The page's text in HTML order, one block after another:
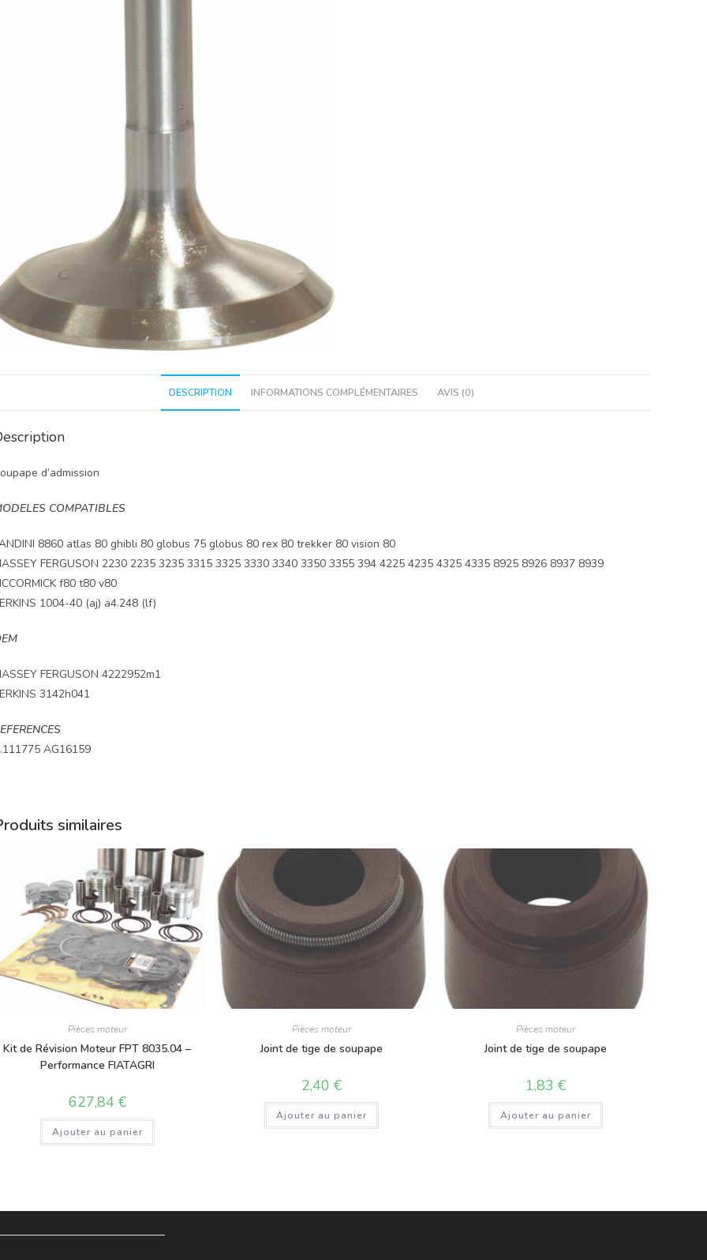
DESCRIPTION INFORMATIONS COMPLÉMENTAIRES AVIS (0)
d’admission
COMPATIBLES
8860 atlas 80 ghibli 80 globus 75 globus 80 rex 80 trekker 80 vision 80
FERGUSON 2230 2235 3235 3315 3325 3330 3340 3350 3355 394 4225 4235 4325 4335 8925 8926 8937 8939
f80 t80 v80
1004-40 (aj) a4.248 (lf)
FERGUSON 4222952m1
3142h041
AG16159
similaires
Pièces moteur
Kit de Révision Moteur FPT 8035.04 –
Performance FIATAGRI
627,84 €
Ajouter au panier
Pièces moteur
Joint de tige de soupape
2,40 €
Ajouter au panier
Pièces moteur
Joint de tige de soupape
1,83€
Ajouter au panier